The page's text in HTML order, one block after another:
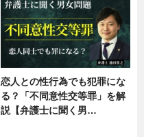
恋人との性行為でも犯罪にな
る？「不同意性交等罪」を解
説【弁護士に聞く男…